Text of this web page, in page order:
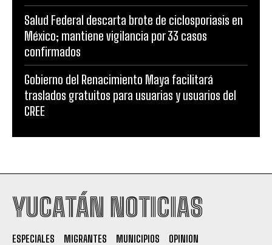
Salud Federal descarta brote de ciclosporiasis en
México; mantiene vigilancia por 33 casos
confirmados
Gobierno del Renacimiento Maya facilitará
traslados gratuitos para usuarias y usuarios del
CREE
YUCATÁN NOTICIAS
ESPECIALES MIGRANTES MUNICIPIOS
OPINION